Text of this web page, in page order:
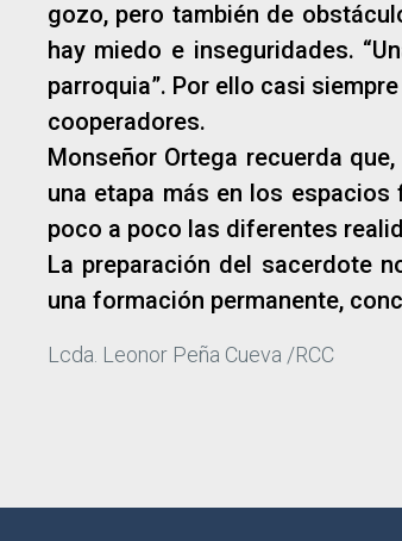
gozo, pero también de
hay miedo e inseguridades.
parroquia”. Por ello casi
cooperadores.
Monseñor Ortega recuerda
una etapa más en los
poco a poco las diferentes
La preparación del sacerdote
una formación permanente,
Lcda. Leonor Peña Cueva /RCC